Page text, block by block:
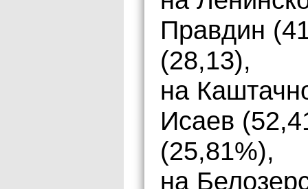
Правдин
(28,13),
на
Исаев
(25,81%),
на